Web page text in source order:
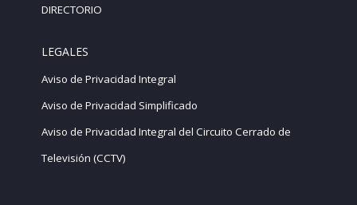
DIRECTORIO
LEGALES
Aviso de Privacidad Integral
Aviso de Privacidad Simplificado
Aviso de Privacidad Integral del Circuito Cerrado de
Televisión (CCTV)